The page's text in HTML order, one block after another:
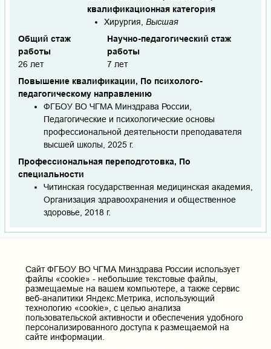
Пациентам
РИЦ
Вопросы и ответы
СМИ о нас
Видеосюжеты
квалификационная категория
Хирургия, Высшая
Общий стаж
работы
26 лет
Научно-педагогический стаж
работы
7 лет
Повышение квалификации, По психолого-
педагогическому направлению
ФГБОУ ВО ЧГМА Минздрава России,
Педагогические и психологические основы
профессиональной деятельности преподавателя
высшей школы, 2025 г.
Профессиональная переподготовка, По
специальности
Читинская государственная медицинская академия,
Организация здравоохранения и общественное
здоровье, 2018 г.
Cайт ФГБОУ ВО ЧГМА Минздрава России использует
файлы «cookie» - небольшие текстовые файлы,
размещаемые на вашем компьютере, а также сервис
веб-аналитики Яндекс.Метрика, использующий
технологию «cookie», с целью анализа
пользовательской активности и обеспечения удобного
персонализированного доступа к размещаемой на
сайте информации.